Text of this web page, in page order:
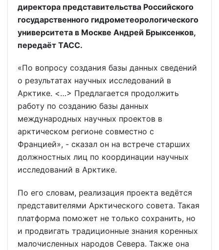
директора представительства Российского
государственного гидрометеорологического
университета в Москве Андрей Брыксенков,
передаёт ТАСС.
«По вопросу создания базы данных сведений
о результатах научных исследований в
Арктике. <…> Предлагается продолжить
работу по созданию базы данных
международных научных проектов в
арктическом регионе совместно с
Францией», - сказал он на встрече старших
должностных лиц по координации научных
исследований в Арктике.
По его словам, реализация проекта ведётся
представителями Арктического совета. Такая
платформа поможет не только сохранить, но
и продвигать традиционные знания коренных
малочисленных народов Севера. Также она